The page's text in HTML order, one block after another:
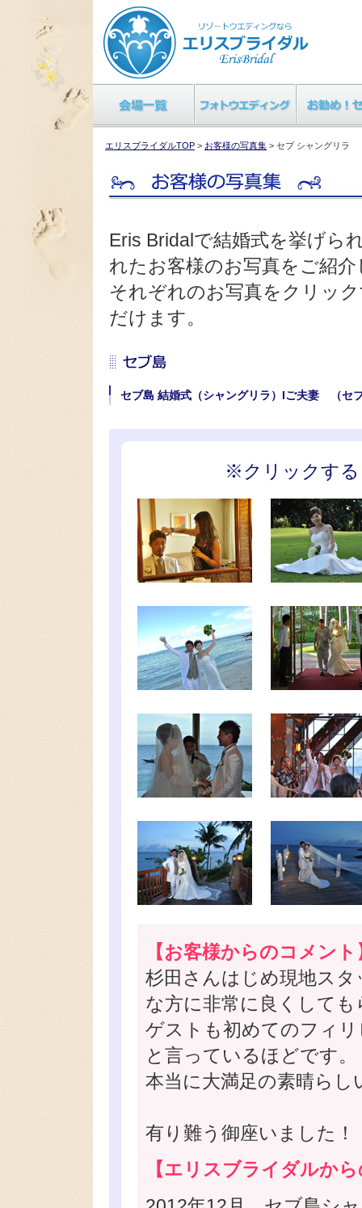
エリスブライダルTOP > お客様の写真集 > セブ シャングリラ
Eris Bridalで結婚式を挙げら
れたお客様のお写真をご紹
それぞれのお写真をクリッ
だけます。
セブ島 結婚式（シャングリラ）Iご夫妻 （セ
※クリックする
【お客様からのコメント
杉田さんはじめ現地ス
な方に非常に良くして
ゲストも初めてのフィ
と言っているほどです。
本当に大満足の素晴ら
有り難う御座いました！
【エリスブライダルか